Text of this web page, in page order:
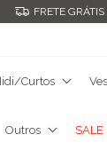
FRETE
Curtos
Outros SALE